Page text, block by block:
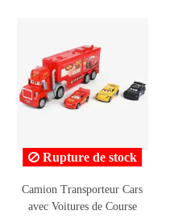
Voiture Télécommandée
Ford Shelby GT500 - RC